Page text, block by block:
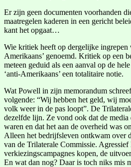
Er zijn geen documenten voorhanden
maatregelen kaderen in een gericht
kant het opgaat…
Wie kritiek heeft op dergelijke ingrepen
Amerikaans’ genoemd. Kritiek op een
meteen geduid als een aanval op de
‘anti-Amerikaans’ een totalitaire notie.
Wat Powell in zijn memorandum
volgende: “Wij hebben het geld, wij
volk weer in de pas loopt”. De
dezelfde lijn. Ze vond ook dat de
waren en dat het aan de overheid was
Alleen het bedrijfsleven ontkwam over
van de Trilaterale Commissie. Agressief
verkiezingscampagnes kopen, de
En wat dan nog? Daar is toch niks mis